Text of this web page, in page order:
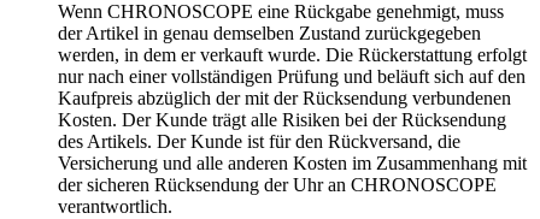
Wenn CHRONOSCOPE eine Rückgabe genehmigt, muss
der Artikel in genau demselben Zustand zurückgegeben
werden, in dem er verkauft wurde. Die Rückerstattung erfolgt
nur nach einer vollständigen Prüfung und beläuft sich auf den
Kaufpreis abzüglich der mit der Rücksendung verbundenen
Kosten. Der Kunde trägt alle Risiken bei der Rücksendung
des Artikels. Der Kunde ist für den Rückversand, die
Versicherung und alle anderen Kosten im Zusammenhang mit
der sicheren Rücksendung der Uhr an CHRONOSCOPE
verantwortlich.